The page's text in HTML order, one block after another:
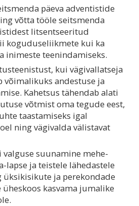
päeva adventistide
võtta tööle seitsmenda
litsentseeritud
koguduseliikmete kui ka
inimeste teenindamiseks.
kui vägivallatseja
võimalikuks andestuse ja
Kahetsus tähendab alati
võtmist oma tegude eest,
taastamiseks igal
ning vägivalda välistavat
suunamine mehe-
lapse ja teistele lähedastele
üksikisikute ja perekondade
kasvama jumalike